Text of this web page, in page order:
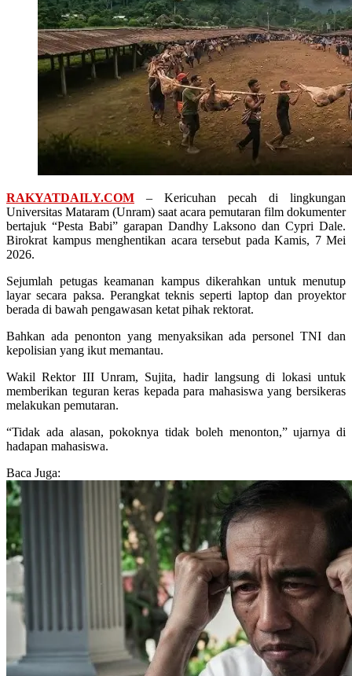
RAKYATDAILY.COM – Kericuhan pecah di lingkungan
Universitas Mataram (Unram) saat acara pemutaran film dokumenter
bertajuk “Pesta Babi” garapan Dandhy Laksono dan Cypri Dale.
Birokrat kampus menghentikan acara tersebut pada Kamis, 7 Mei
2026.
Sejumlah petugas keamanan kampus dikerahkan untuk menutup
layar secara paksa. Perangkat teknis seperti laptop dan proyektor
berada di bawah pengawasan ketat pihak rektorat.
Bahkan ada penonton yang menyaksikan ada personel TNI dan
kepolisian yang ikut memantau.
Wakil Rektor III Unram, Sujita, hadir langsung di lokasi untuk
memberikan teguran keras kepada para mahasiswa yang bersikeras
melakukan pemutaran.
“Tidak ada alasan, pokoknya tidak boleh menonton,” ujarnya di
hadapan mahasiswa.
Baca Juga: